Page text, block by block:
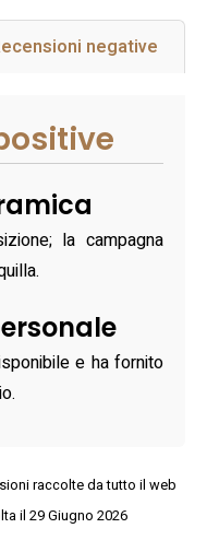
negative
la campagna
e ha fornito
raccolte da tutto il web
il 29 Giugno 2026